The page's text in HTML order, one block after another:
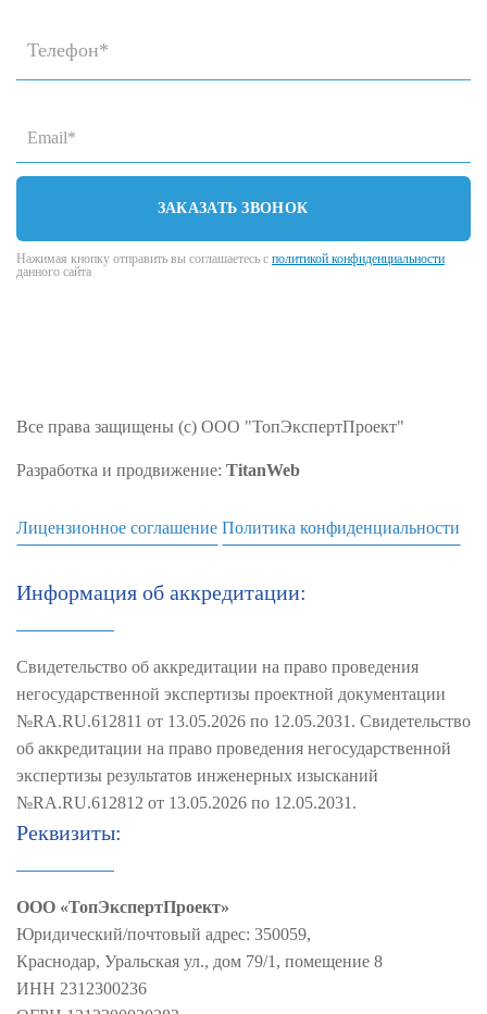
ЗАКАЗАТЬ ЗВОНОК
Нажимая кнопку отправить вы соглашаетесь с политикой конфиденциальности
данного сайта
Все права защищены (с) ООО "ТопЭкспертПроект"
Разработка и продвижение: TitanWeb
Лицензионное соглашение Политика конфиденциальности
Информация об аккредитации:
Свидетельство об аккредитации на право проведения
негосударственной экспертизы проектной документации
№RA.RU.612811 от 13.05.2026 по 12.05.2031. Свидетельство
об аккредитации на право проведения негосударственной
экспертизы результатов инженерных изысканий
№RA.RU.612812 от 13.05.2026 по 12.05.2031.
Реквизиты:
ООО «ТопЭкспертПроект»
Юридический/почтовый адрес: 350059,
Краснодар, Уральская ул., дом 79/1, помещение 8
ИНН 2312300236